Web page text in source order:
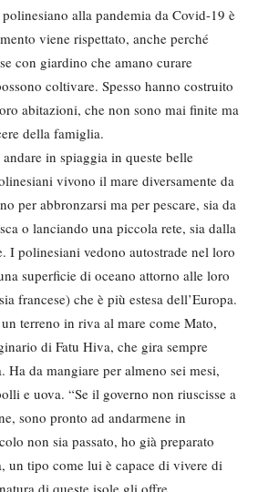
alla pandemia da Covid-19 è
viene rispettato, anche perché
con giardino che amano curare
coltivare. Spesso hanno costruito
abitazioni, che non sono mai finite ma
della famiglia.
in spiaggia in queste belle
vivono il mare diversamente da
per abbronzarsi ma per pescare, sia da
o lanciando una piccola rete, sia dalla
I polinesiani vedono autostrade nel loro
superficie di oceano attorno alle loro
francese) che è più estesa dell’Europa.
terreno in riva al mare come Mato,
di Fatu Hiva, che gira sempre
Ha da mangiare per almeno sei mesi,
e uova. “Se il governo non riuscisse a
sono pronto ad andarmene in
non sia passato, ho già preparato
un tipo come lui è capace di vivere di
di queste isole gli offre.